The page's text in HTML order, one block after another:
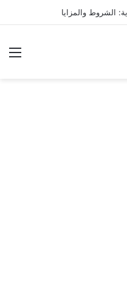
الشروط والمزايا